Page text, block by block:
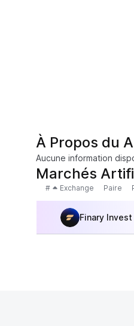
À Propos du
Aucune information
Marchés
# Exchange Paire
Finary Invest